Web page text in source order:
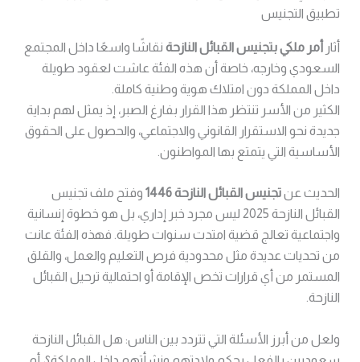
تطبيق التجنيس
أثار أمر ملكي بتجنيس القبائل النازحةنقاشًا واسعًا داخل المجتمع
السعودي وخارجه، خاصة أن هذه الفئة عاشت لعقود طويلة
داخل المملكة دون امتلاك هوية وطنية كاملة.
الكثير من الأسر تنتظر هذا القرار بفارغ الصبر، إذ يمثل لهم بداية
جديدة نحو الاستقرار القانوني والاجتماعي، والحصول على الحقوق
الأساسية التي يتمتع بها المواطنون.
الحديث عنتجنيس القبائل النازحة 1446
وفتح ملف تجنيس
القبائل النازحة 2025 ليس مجرد خبر إداري، بل هو خطوة إنسانية
واجتماعية تعالج قضية امتدت سنوات طويلة. فهذه الفئة عانت
من تحديات عديدة مثل محدودية فرص التعليم والعمل، والقلق
المستمر من أي قرارات تخص الإقامة أو احتمالية ترحيل القبائل
النازحة.
ولعل من أبرز الأسئلة التي تتردد بين الناس: هل القبائل النازحة